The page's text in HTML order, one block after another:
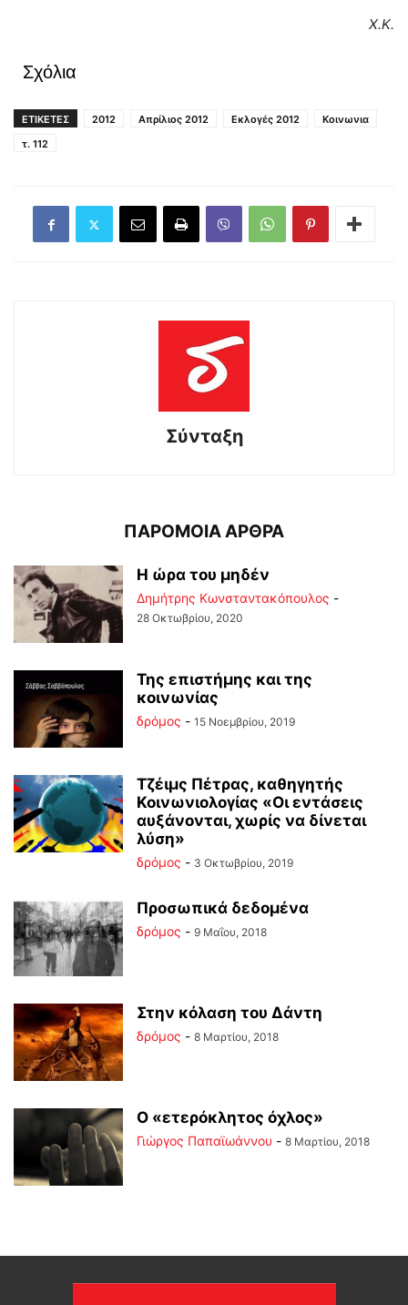
Χ.Κ.
Σχόλια
ΕΤΙΚΕΤΕΣ 2012 Απρίλιος 2012 Εκλογές 2012
Κοινωνια
τ. 112
Σύνταξη
ΠΑΡΟΜΟΙΑ ΑΡΘΡΑ
Η ώρα του μηδέν
Δημήτρης Κωνσταντακόπουλος -
28 Οκτωβρίου, 2020
Της επιστήμης και της
κοινωνίας
δρόμος - 15 Νοεμβρίου, 2019
Τζέιμς Πέτρας, καθηγητής
Κοινωνιολογίας «Οι εντάσεις
αυξάνονται, χωρίς να δίνεται
λύση»
δρόμος - 3 Οκτωβρίου, 2019
Προσωπικά δεδομένα
δρόμος - 9 Μαΐου, 2018
Στην κόλαση του Δάντη
δρόμος - 8 Μαρτίου, 2018
Ο «ετερόκλητος όχλος»
Γιώργος Παπαϊωάννου - 8 Μαρτίου, 2018